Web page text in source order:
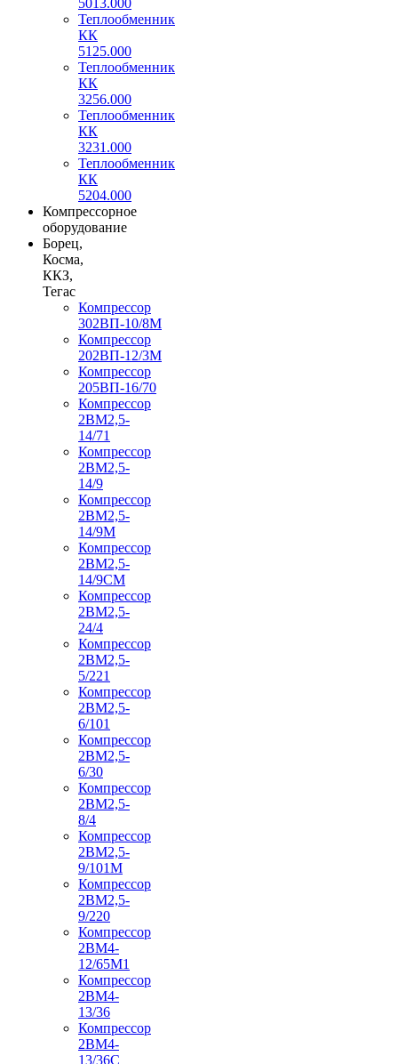
Теплообменник
КК
5125.000
Теплообменник
КК
3256.000
Теплообменник
КК
3231.000
Теплообменник
КК
5204.000
Компрессорное
оборудование
Борец,
Косма,
ККЗ,
Тегас
Компрессор
302ВП-10/8М
Компрессор
202ВП-12/3М
Компрессор
205ВП-16/70
Компрессор
2ВМ2,5-
14/71
Компрессор
2ВМ2,5-
14/9
Компрессор
2ВМ2,5-
14/9М
Компрессор
2ВМ2,5-
14/9СМ
Компрессор
2ВМ2,5-
24/4
Компрессор
2ВМ2,5-
5/221
Компрессор
2ВМ2,5-
6/101
Компрессор
2ВМ2,5-
6/30
Компрессор
2ВМ2,5-
8/4
Компрессор
2ВМ2,5-
9/101М
Компрессор
2ВМ2,5-
9/220
Компрессор
2ВМ4-
12/65М1
Компрессор
2ВМ4-
13/36
Компрессор
2ВМ4-
13/36С